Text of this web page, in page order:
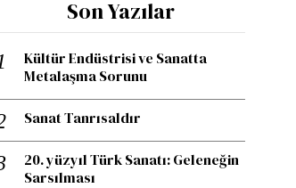
Son Yazılar
Kültür Endüstrisi ve Sanatta
Metalaşma Sorunu
Sanat Tanrısaldır
20. yüzyıl Türk Sanatı: Geleneğin
Sarsılması